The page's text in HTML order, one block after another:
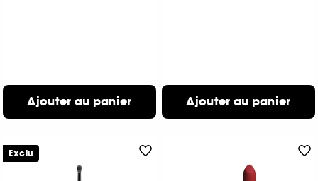
Ajouter au panier Ajouter au panier
Exclu